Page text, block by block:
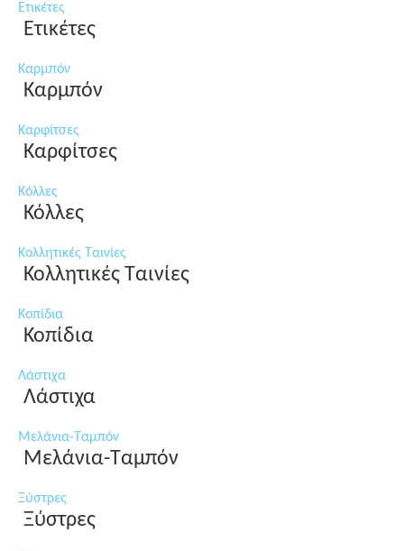
Ετικέτες
Ετικέτες
Καρμπόν
Καρμπόν
Καρφίτσες
Καρφίτσες
Κόλλες
Κόλλες
Κολλητικές Ταινίες
Κολλητικές Ταινίες
Κοπίδια
Κοπίδια
Λάστιχα
Λάστιχα
Μελάνια-Ταμπόν
Μελάνια-Ταμπόν
Ξύστρες
Ξύστρες